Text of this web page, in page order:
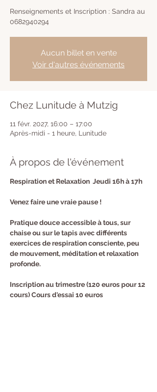
Renseignements et Inscription : Sandra au
0682940294
Aucun billet en vente
Voir d'autres événements
Chez Lunitude à Mutzig
11 févr. 2027, 16:00 – 17:00
Après-midi - 1 heure, Lunitude
À propos de l'événement
Respiration et Relaxation  Jeudi 16h à 17h
Venez faire une vraie pause !
Pratique douce accessible à tous, sur
chaise ou sur le tapis avec différents
exercices de respiration consciente, peu
de mouvement, méditation et relaxation
profonde.
Inscription au trimestre (120 euros pour 12
cours) Cours d'essai 10 euros